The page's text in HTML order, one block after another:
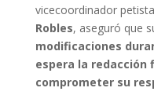
vicecoordinador
Robles, aseguró que
modificaciones
espera la redacción
comprometer su